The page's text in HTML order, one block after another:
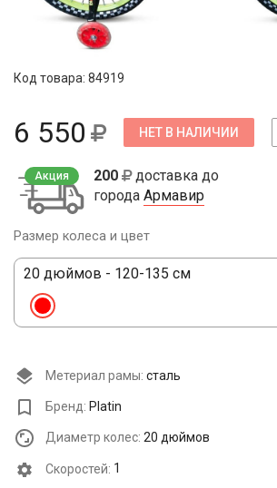
Код товара: 84919
6 550 НЕТ В НАЛИЧИИ
Акция 200
доставка до
города Армавир
Размер колеса и цвет
20 дюймов - 120-135 см
Метериал рамы: сталь
Бренд: Platin
Диаметр колес: 20 дюймов
Cкоростей: 1